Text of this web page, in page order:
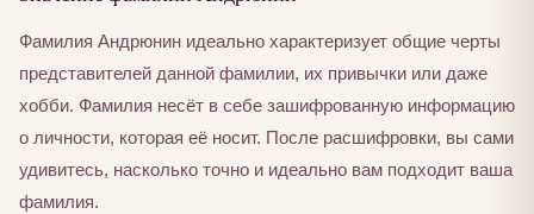
Фамилия Андрюнин идеально характеризует общие черты
представителей данной фамилии, их привычки или даже
хобби. Фамилия несёт в себе зашифрованную информацию
о личности, которая её носит. После расшифровки, вы сами
удивитесь, насколько точно и идеально вам подходит ваша
фамилия.